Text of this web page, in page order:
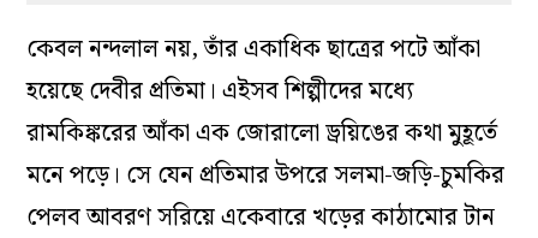
কেবল নন্দলাল নয়, তাঁর একাধিক ছাত্রের পটে আঁকা
হয়েছে দেবীর প্রতিমা। এইসব শিল্পীদের মধ্যে
রামকিঙ্করের আঁকা এক জোরালো ড্রয়িঙের কথা মুহূর্তে
মনে পড়ে। সে যেন প্রতিমার উপরে সলমা-জড়ি-চুমকির
পেলব আবরণ সরিয়ে একেবারে খড়ের কাঠামোর টান